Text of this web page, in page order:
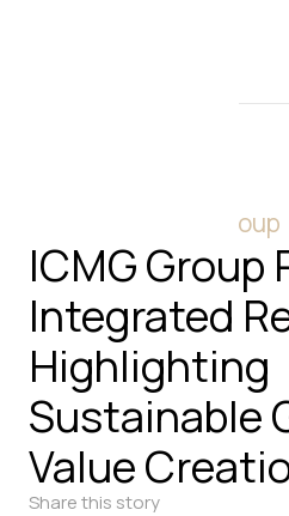
Stories of ICMG Group
ICMG Group
Integrated
Highlighting
Sustainable
Value
Share this story